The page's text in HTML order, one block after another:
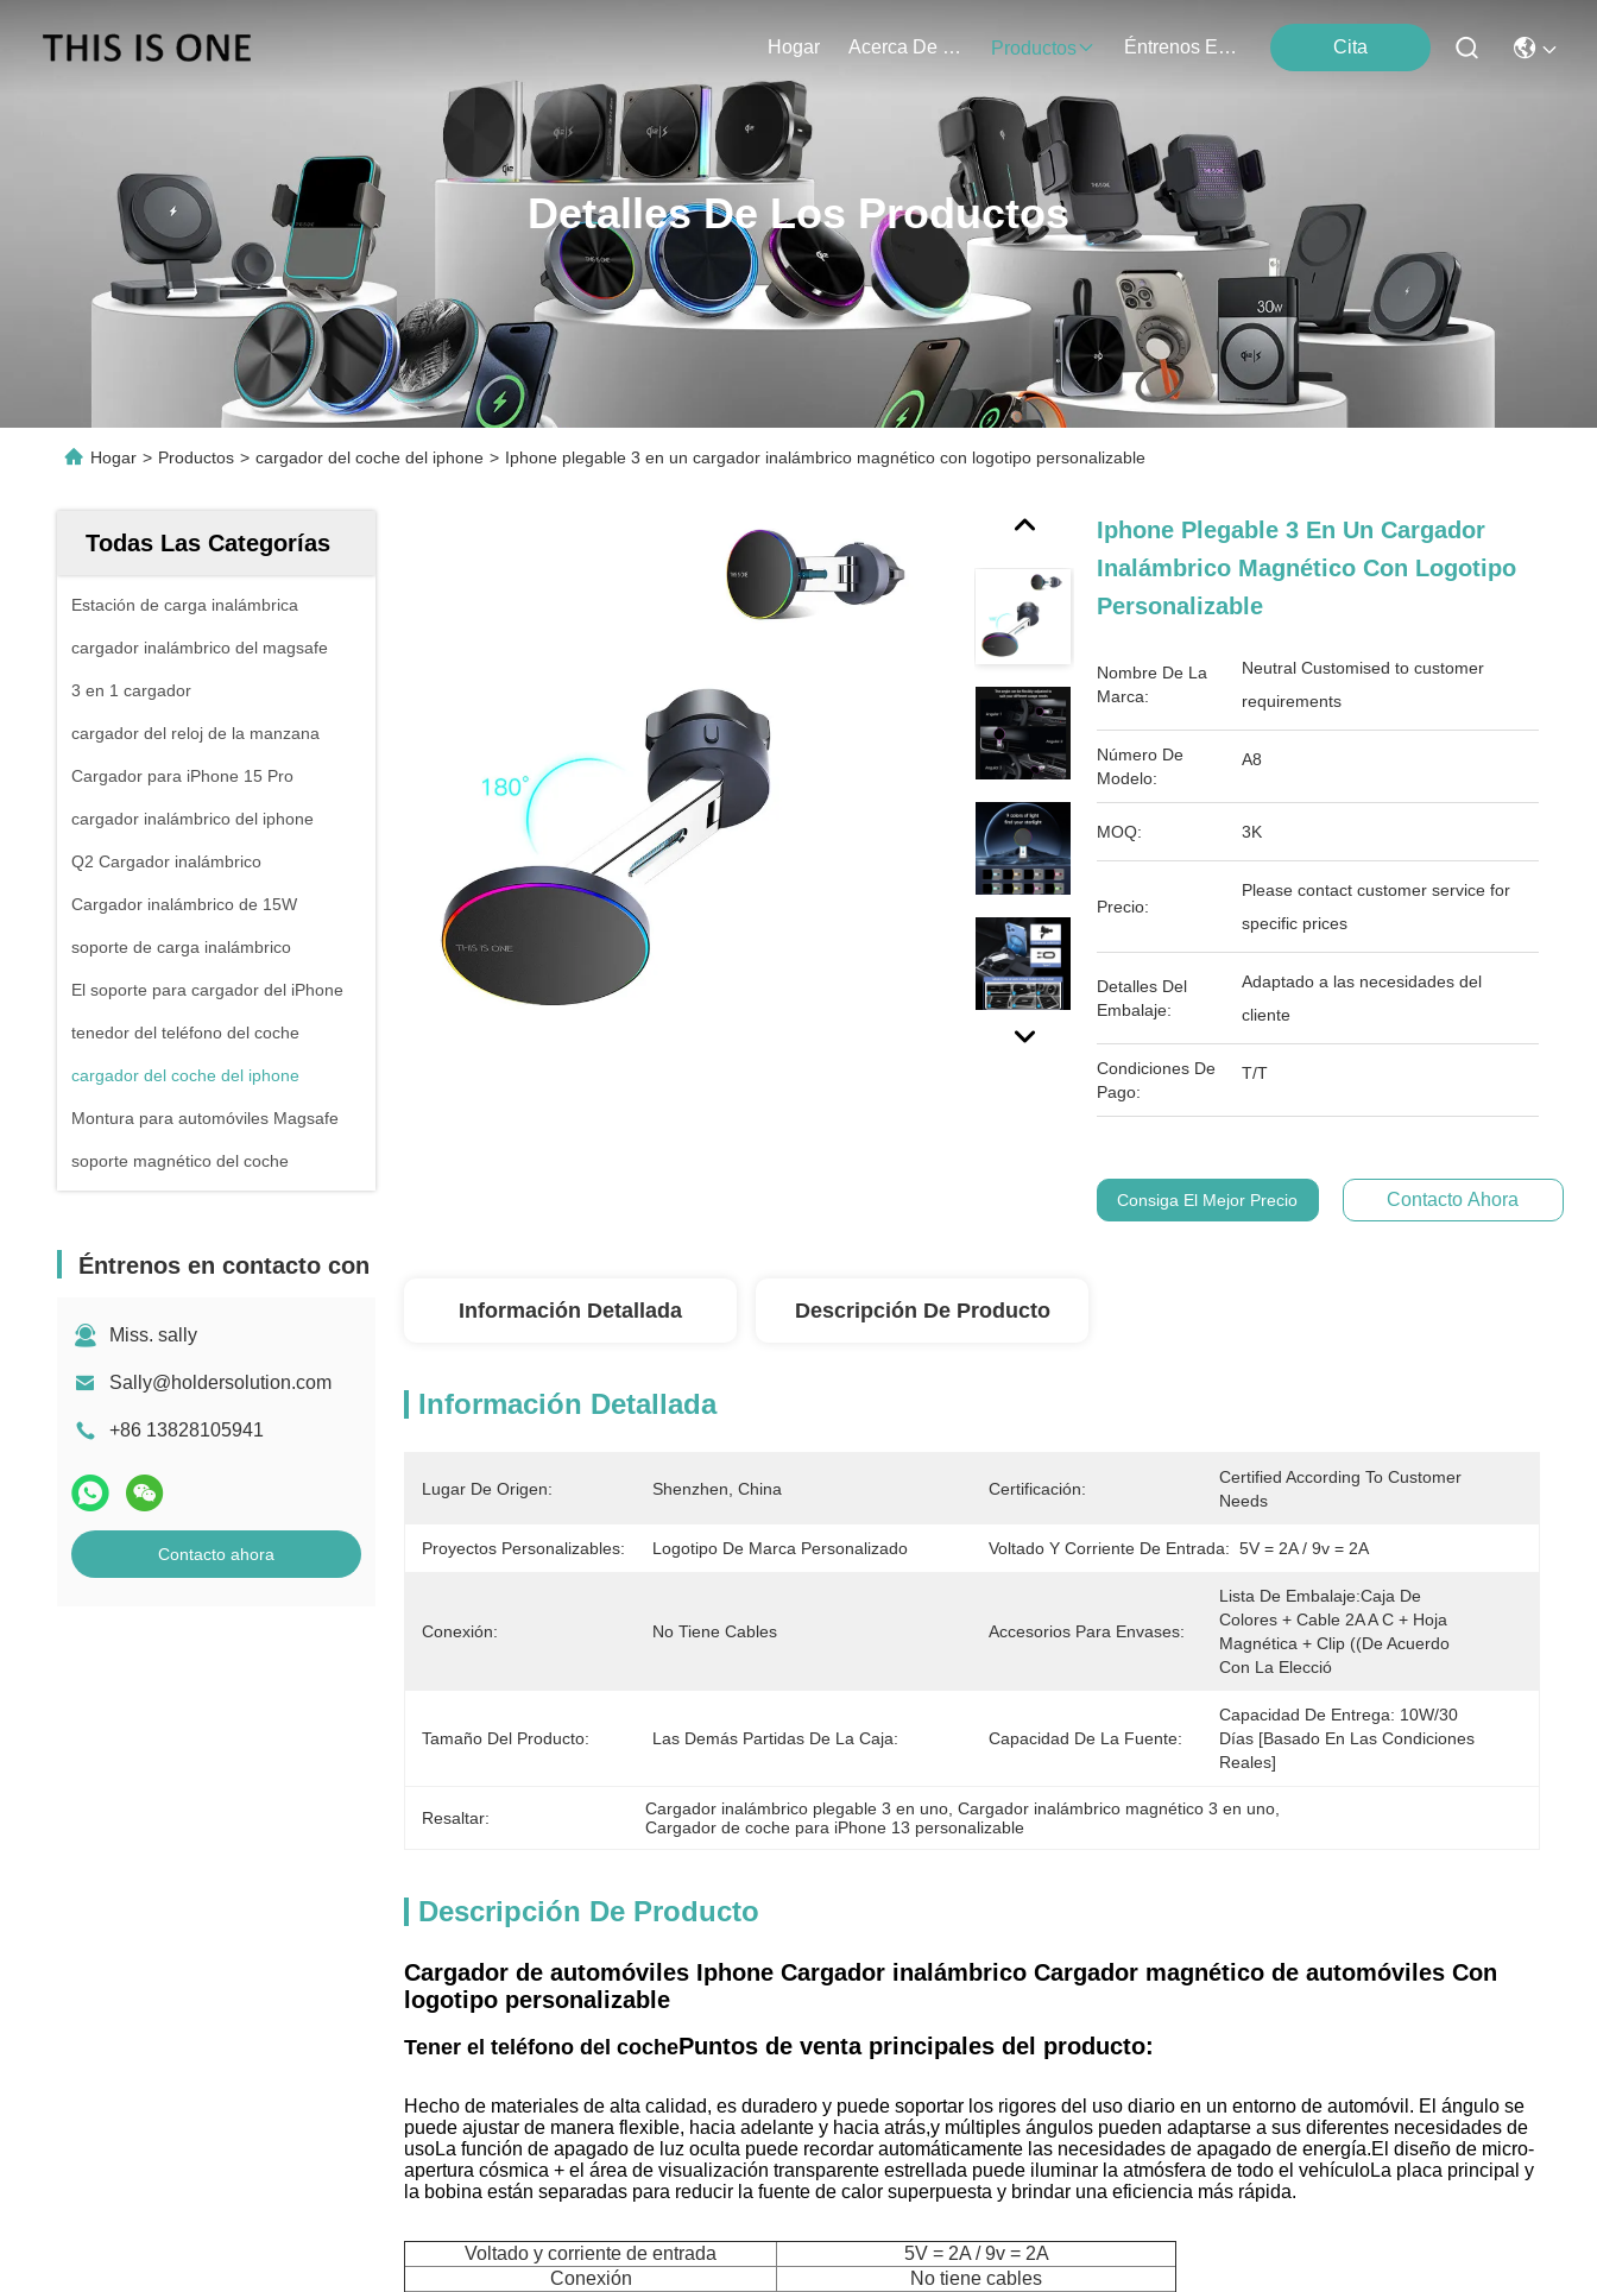
Hogar Acerca De Nosotros Productos Éntrenos En Contacto Con Cita
Detalles De Los Productos
Hogar > Productos > cargador del coche del iphone > Iphone plegable 3 en un cargador inalámbrico magnético con logotipo personalizable
Todas Las Categorías
Estación de carga inalámbrica
cargador inalámbrico del magsafe
3 en 1 cargador
cargador del reloj de la manzana
Cargador para iPhone 15 Pro
cargador inalámbrico del iphone
Q2 Cargador inalámbrico
Cargador inalámbrico de 15W
soporte de carga inalámbrico
El soporte para cargador del iPhone
tenedor del teléfono del coche
cargador del coche del iphone
Montura para automóviles Magsafe
soporte magnético del coche
Éntrenos en contacto con
Miss. sally
Sally@holdersolution.com
+86 13828105941
Contacto ahora
Iphone Plegable 3 En Un Cargador
Inalámbrico Magnético Con Logotipo
Personalizable
Nombre De La
Marca:
Neutral Customised to customer
requirements
Número De
Modelo:
A8
MOQ: 3K
Precio:
Please contact customer service for
specific prices
Detalles Del
Embalaje:
Adaptado a las necesidades del
cliente
Condiciones De
Pago:
T/T
Consiga El Mejor Precio Contacto Ahora
Información Detallada Descripción De Producto
Información Detallada
Lugar De Origen: Shenzhen, China Certificación:
Certified According To Customer
Needs
Proyectos Personalizables: Logotipo De Marca Personalizado Voltado Y Corriente De Entrada: 5V = 2A / 9v = 2A
Conexión: No Tiene Cables Accesorios Para Envases:
Lista De Embalaje:Caja De
Colores + Cable 2A A C + Hoja
Magnética + Clip ((de Acuerdo
Con La Elecció
Tamaño Del Producto: Las Demás Partidas De La Caja: Capacidad De La Fuente:
Capacidad De Entrega: 10W/30
Días [basado En Las Condiciones
Reales]
Resaltar: Cargador inalámbrico plegable 3 en uno , Cargador inalámbrico magnético 3 en uno
Cargador de coche para iPhone 13 personalizable
Descripción De Producto
Cargador de automóviles Iphone Cargador inalámbrico Cargador magnético de automóviles Con
logotipo personalizable
Tener el teléfono del cochePuntos de venta principales del producto:
Hecho de materiales de alta calidad, es duradero y puede soportar los rigores del uso diario en un entorno de automóvil. El ángulo se
puede ajustar de manera flexible, hacia adelante y hacia atrás,y múltiples ángulos pueden adaptarse a sus diferentes necesidades de
usoLa función de apagado de luz oculta puede recordar automáticamente las necesidades de apagado de energía.El diseño de micro-
apertura cósmica + el área de visualización transparente estrellada puede iluminar la atmósfera de todo el vehículoLa placa principal y
la bobina están separadas para reducir la fuente de calor superpuesta y brindar una eficiencia más rápida.
Voltado y corriente de entrada
5V = 2A / 9v = 2A
Conexión
No tiene cables